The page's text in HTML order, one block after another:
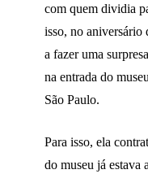
com quem dividia
isso, no aniversário
a fazer uma
na entrada do
São Paulo.
Para isso, ela
do museu já estava